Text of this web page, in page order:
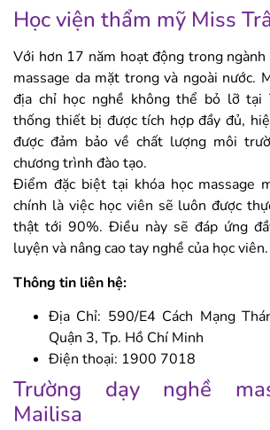
Học viện thẩm mỹ Miss
Với hơn 17 năm hoạt động trong ngành
massage da mặt trong và ngoài nước.
địa chỉ học nghề không thể bỏ lỡ tại
thống thiết bị được tích hợp đầy đủ,
được đảm bảo về chất lượng môi
chương trình đào tạo.
Điểm đặc biệt tại khóa học massage
chính là việc học viên sẽ luôn được
thật tới 90%. Điều này sẽ đáp ứng
luyện và nâng cao tay nghề của học viên.
Thông tin liên hệ:
Địa Chỉ: 590/E4 Cách Mạng
Quận 3, Tp. Hồ Chí Minh
Điện thoại: 1900 7018
Trường dạy nghề
Mailisa